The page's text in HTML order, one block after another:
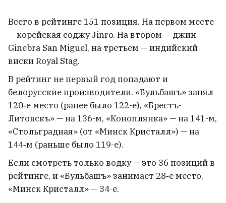
Всего в рейтинге 151 позиция. На первом месте
— корейская соджу Jinro. На втором — джин
Ginebra San Miguel, на третьем — индийский
виски Royal Stag.
В рейтинг не первый год попадают и
белорусские производители. «Бульбашъ» занял
120‑е место (ранее было 122-е), «Брестъ-
Литовскъ» — на 136-м, «Коноплянка» — на 141-м,
«Стольградная» (от «Минск Кристалл») — на
144‑м (раньше было 119-е).
Если смотреть только водку — это 36 позиций в
рейтинге, и «Бульбашъ» занимает 28‑е место,
«Минск Кристалл» — 34-е.
подделкой XIX-го
Лукашенко: Из нерадивых
чиновников можно создать две
батальонно-тактические группы